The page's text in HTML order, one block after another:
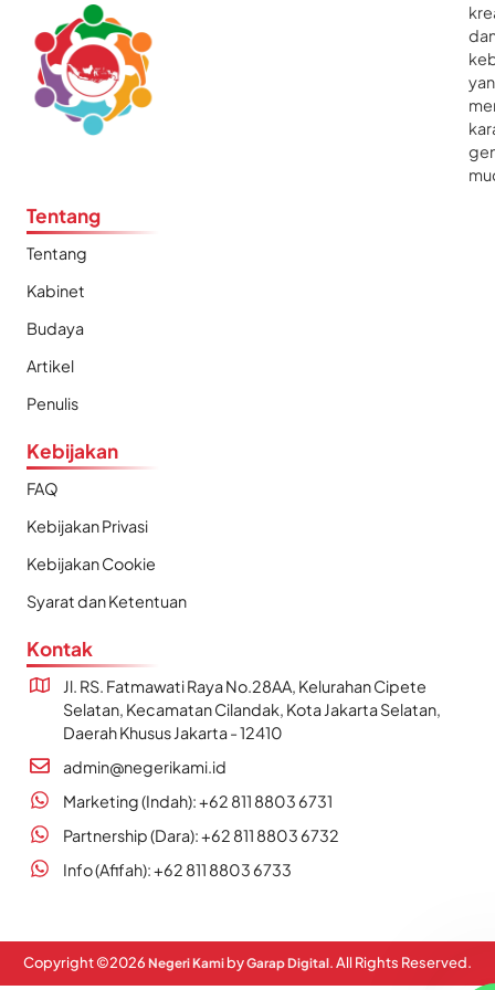
Tentang
Tentang
Kabinet
Budaya
Artikel
Penulis
Kebijakan
FAQ
Kebijakan Privasi
Kebijakan Cookie
Syarat dan Ketentuan
Kontak
Jl. RS. Fatmawati Raya No.28AA, Kelurahan Cipete
Selatan, Kecamatan Cilandak, Kota Jakarta Selatan,
Daerah Khusus Jakarta - 12410
admin@negerikami.id
Marketing (Indah): +62 811 8803 6731
Partnership (Dara): +62 811 8803 6732
Info (Afifah): +62 811 8803 6733
Copyright ©2026 Negeri Kami byGarap Digital. All Rights Reserved.